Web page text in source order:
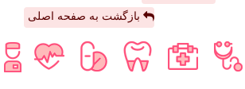
بازگشت به صفحه اصلی